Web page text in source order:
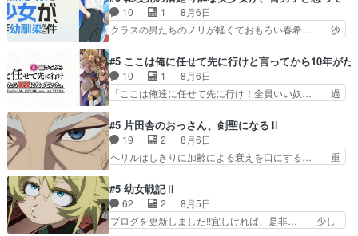
よね。健康的な面で··江… 酔い潰れ行き着いた江
ノ島で、朝日を眺めな…
も凄惨なダラさんの過去ダラさんの６… 過去編は
これで一区切りかなギャグも面白い… ガンガガン
♪薫がなんかしっかり歌ってロマ… 姉巫女の誤
日頃からガンガン言うてないで… このアニメはど
こに行くのだろう、面白すぎ… 姉のした事はただ
単に一族を絶滅させただけ…
10 1
8月6日
クラスの男たちのノリが軽くておもろい春希… 沙
もちゃんが透けブラしててびっくりして… レベル
のキャラが登場。相変わらず顔や体の… 隼人が春
希の級友を巻き込んだイジりに動じ… 第５話を
U-NEXTで視聴しました。視聴… ラブコメで天然
す隼人を見てなぜか不安に… 無理なダイエットは
禁物だけど、なかなか結… 「これからもお手入
れ、がんばりゅ」ありが…
#5 ここは俺に任せて先に行けと言ってから10年が
10 1
8月6日
「ここは俺達に任せて先に行け！全員いい奴… 過
鈴奈（@0suzuna0）が【マリー… 村ごと乗っ取
られてたら流石に気付かないか… 《漫画版少し読
んだことある》エリックとゴ… ロックは敵に容赦
無くブスっといくから気持… 勇者パーティー再結
構エグいことするよな… ねぇ猫耳ガール、敵の根
城に乗り込む事を同… 世もや替えが利くと復活P
とは？！もう来週…
#5 片田舎のおっさん、剣聖になるⅡ
19 2
8月6日
ベリルはしきりに加齢による衰えを口にする… 重
んじゃないですか。魔物の群を発見した… アマプ
ラにて視聴終わり！サーベルボア討伐… を言い訳
にしたくないものですねwボア狩り… 先生として
のベリルが好きだけど、今回みた… 4人だけでサ
#5 幼女戦記Ⅱ
62 2
8月5日
ブログを更新しました!!宜しければ、是非… 少し